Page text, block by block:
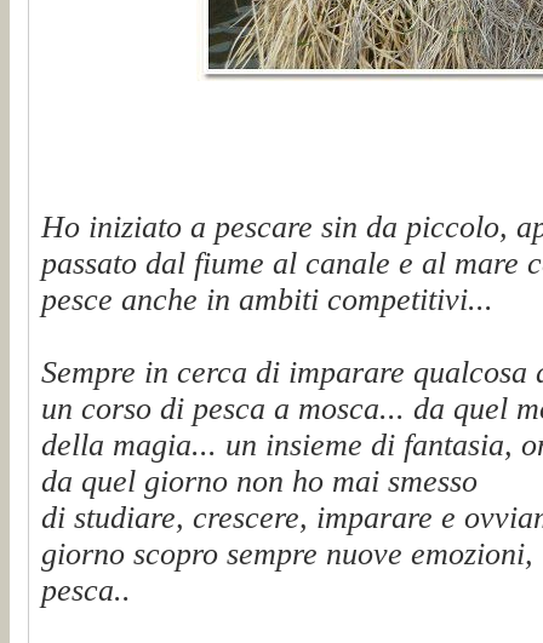
Ho iniziato a pescare sin da piccolo,
passato dal fiume al canale e al mare
pesce anche in ambiti competitivi...
Sempre in cerca di imparare
un corso di pesca a mosca... da quel
della magia... un insieme di fantasia,
da quel giorno non ho mai smesso
di studiare, crescere, imparare e
giorno scopro sempre nuove
pesca..